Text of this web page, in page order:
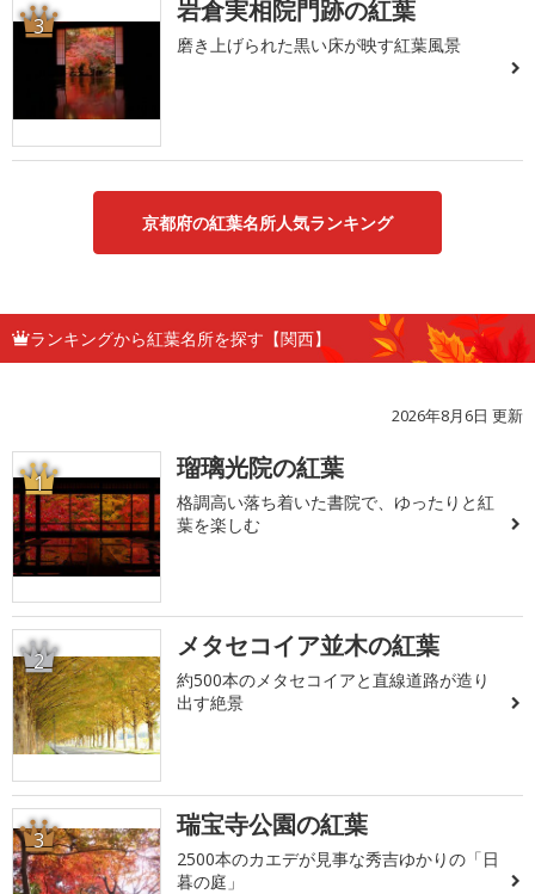
3 岩倉実相院門跡の紅葉
磨き上げられた黒い床が映す紅葉風景
京都府の紅葉名所人気ランキング
ランキングから紅葉名所を探す【関西】
2026年8月6日 更新
1 瑠璃光院の紅葉
格調高い落ち着いた書院で、ゆったりと紅
葉を楽しむ
2 メタセコイア並木の紅葉
約500本のメタセコイアと直線道路が造り
出す絶景
3 瑞宝寺公園の紅葉
2500本のカエデが見事な秀吉ゆかりの「日
暮の庭」